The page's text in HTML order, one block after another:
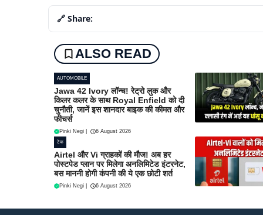
🔗 Share:
ALSO READ
AUTOMOBILE
Jawa 42 Ivory लॉन्च! रेट्रो लुक और
किलर कलर के साथ Royal Enfield को दी
चुनौती, जानें इस शानदार बाइक की कीमत और
फीचर्स
Pinki Negi 6 August 2026
टेक
Airtel और Vi ग्राहकों की मौज! अब हर
पोस्टपेड प्लान पर मिलेगा अनलिमिटेड इंटरनेट,
बस माननी होगी कंपनी की ये एक छोटी शर्त
Pinki Negi 6 August 2026